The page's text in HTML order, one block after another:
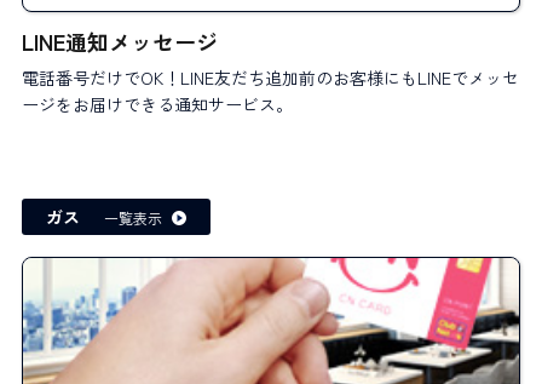
LINE通知メッセージ
電話番号だけでOK！LINE友だち追加前のお客様にもLINEでメッセ
ージをお届けできる通知サービス。
ガス 一覧表示